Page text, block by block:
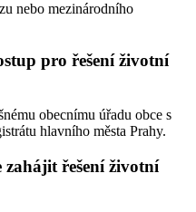
nebo mezinárodního
pro řešení životní
obecnímu úřadu obce s
hlavního města Prahy.
zahájit řešení životní